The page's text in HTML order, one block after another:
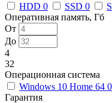
HDD 0 SSD 0
Оперативная память, Гб
От
До
4
32
Операционная система
Windows 10 Home 64 0
Гарантия